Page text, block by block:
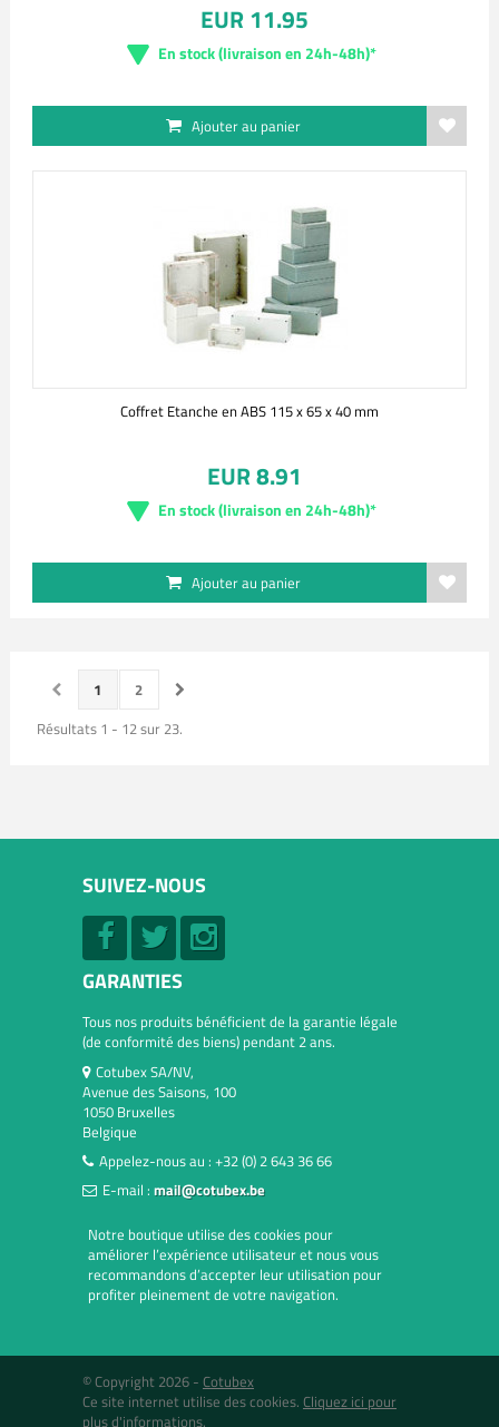
EUR 11.95
En stock (livraison en 24h-48h)*
Ajouter au panier
Coffret Etanche en ABS 115 x 65 x 40 mm
EUR 8.91
En stock (livraison en 24h-48h)*
Ajouter au panier
1
2
Résultats 1 - 12 sur 23.
SUIVEZ-NOUS
GARANTIES
Tous nos produits bénéficient de la garantie légale
(de conformité des biens) pendant 2 ans.
Cotubex SA/NV,
Avenue des Saisons, 100
1050 Bruxelles
Belgique
Appelez-nous au : +32 (0) 2 643 36 66
E-mail : mail@cotubex.be
Notre boutique utilise des cookies pour
améliorer l’expérience utilisateur et nous vous
recommandons d’accepter leur utilisation pour
profiter pleinement de votre navigation.
© Copyright 2026 - Cotubex
Ce site internet utilise des cookies. Cliquez ici pour
plus d'informations.